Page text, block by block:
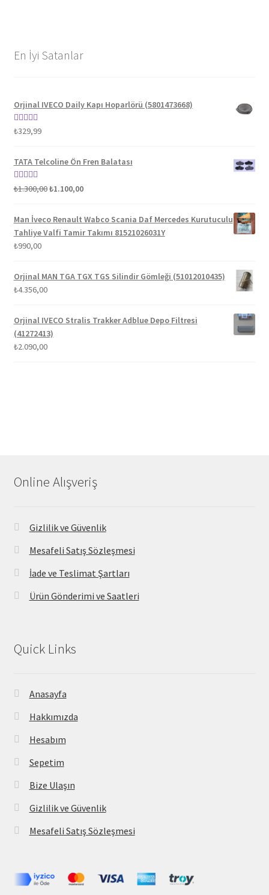
En İyi Satanlar
Orjinal IVECO Daily Kapı Hoparlörü (5801473668)
5 üzerinden
₺329,99
TATA Telcoline Ön Fren Balatası
5 üzerinden
₺1.300,00Orijinal
₺1.300,00.
₺1.100,00Şu
fiyat:
₺1.100,00.
Man İveco Renault Wabco Scania Daf Mercedes Kurutuculu
Tahliye Valfi Tamir Takımı 81521026031Y
₺990,00
Orjinal MAN TGA TGX TGS Silindir Gömleği (51012010435)
₺4.356,00
Orjinal IVECO Stralis Trakker Adblue Depo Filtresi
(41272413)
₺2.090,00
Online Alışveriş
Gizlilik ve Güvenlik
Mesafeli Satış Sözleşmesi
İade ve Teslimat Şartları
Ürün Gönderimi ve Saatleri
Quick Links
Anasayfa
Hakkımızda
Hesabım
Sepetim
Bize Ulaşın
Gizlilik ve Güvenlik
Mesafeli Satış Sözleşmesi